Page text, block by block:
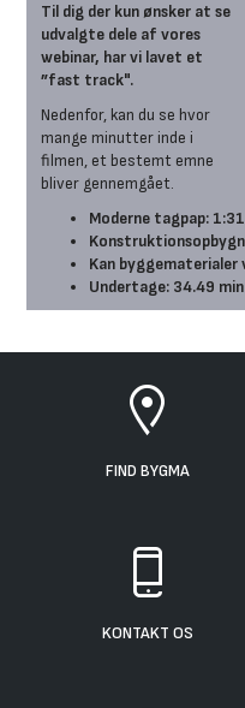
Til dig der kun ønsker at se
udvalgte dele af vores
webinar, har vi lavet et
”fast track".
Nedenfor, kan du se hvor
mange minutter inde i
filmen, et bestemt emne
bliver gennemgået.
Moderne tagpap:
Kan
Undertage: 34.49 min
FIND BYGMA
KONTAKT OS